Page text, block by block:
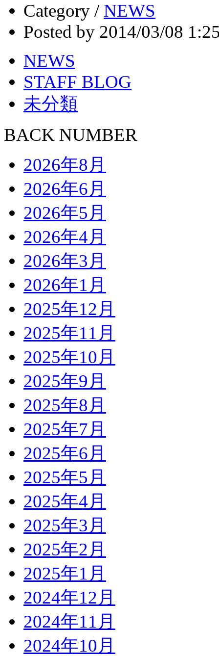
Category / NEWS
Posted by 2014/03/08
NEWS
STAFF BLOG
未分類
BACK NUMBER
2026年8月
2026年6月
2026年5月
2026年4月
2026年3月
2026年1月
2025年12月
2025年11月
2025年10月
2025年9月
2025年8月
2025年7月
2025年6月
2025年5月
2025年4月
2025年3月
2025年2月
2025年1月
2024年12月
2024年11月
2024年10月